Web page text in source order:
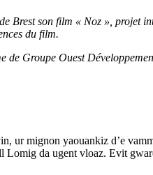
Brest son film « Noz », projet
du film.
Groupe Ouest
ur mignon yaouankiz d’e
da ugent vloaz. Evit